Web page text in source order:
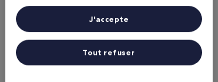
The Originals City, Hôtel Le Boeuf
personnalisés, mesure de performance des publicités et du contenu,
études d’audience et développement de services.
Liste de nos partenaires (fournisseurs)
Tout refuser
J'accepte